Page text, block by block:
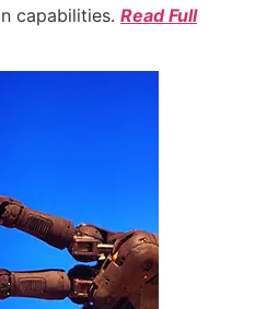
capabilities. Read Full